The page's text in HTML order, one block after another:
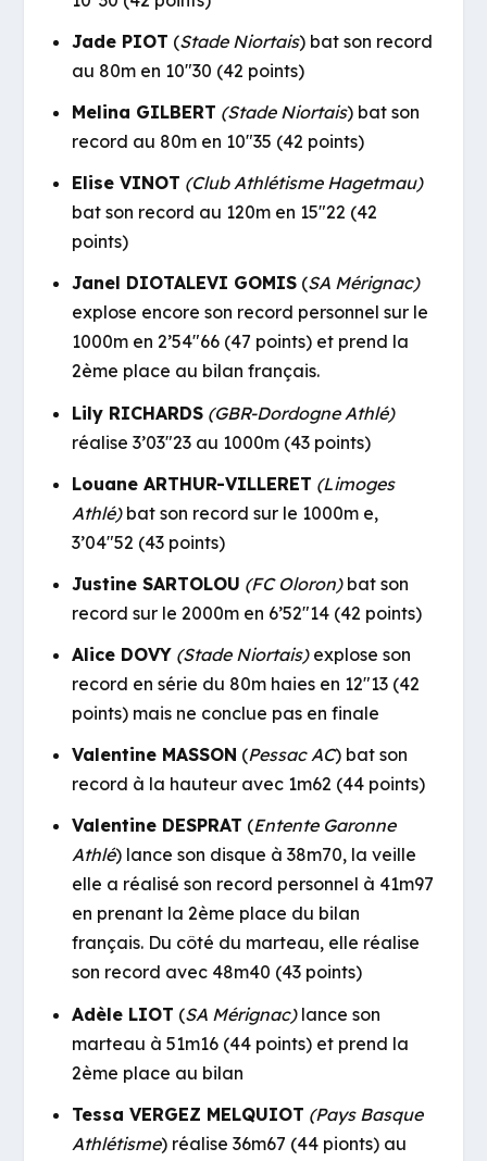
Jade PIOT (Stade Niortais) bat son record
au 80m en 10″30 (42 points)
Melina GILBERT (Stade Niortais) bat son
record au 80m en 10″35 (42 points)
Elise VINOT (Club Athlétisme Hagetmau)
bat son record au 120m en 15″22 (42
points)
Janel DIOTALEVI GOMIS(SA Mérignac)
explose encore son record personnel sur le
1000m en 2’54″66 (47 points) et prend la
2ème place au bilan français.
Lily RICHARDS (GBR-Dordogne Athlé)
réalise 3’03″23 au 1000m (43 points)
Louane ARTHUR-VILLERET (Limoges
Athlé)bat son record sur le 1000m e,
3’04″52 (43 points)
Justine SARTOLOU (FC Oloron)bat son
record sur le 2000m en 6’52″14 (42 points)
Alice DOVY (Stade Niortais)explose son
record en série du 80m haies en 12″13 (42
points) mais ne conclue pas en finale
Valentine MASSON (Pessac AC) bat son
record à la hauteur avec 1m62 (44 points)
Valentine DESPRAT (Entente Garonne
Athlé) lance son disque à 38m70, la veille
elle a réalisé son record personnel à 41m97
en prenant la 2ème place du bilan
français. Du côté du marteau, elle réalise
son record avec 48m40 (43 points)
Adèle LIOT (SA Mérignac)lance son
marteau à 51m16 (44 points) et prend la
2ème place au bilan
Tessa VERGEZ MELQUIOT (Pays Basque
Athlétisme) réalise 36m67 (44 pionts) au